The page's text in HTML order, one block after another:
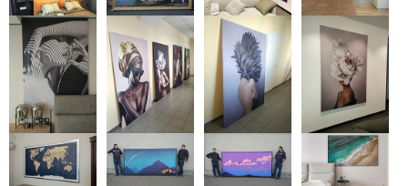
темы
Постеры
Детские
Черно
белые
Автомобили
Девушки
Ретро